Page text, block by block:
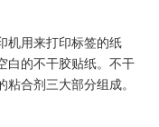
机用来打印标签的纸
白的不干胶贴纸。 不干
合剂三大部分组成。